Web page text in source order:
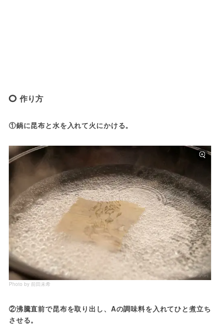
作り方
①鍋に昆布と水を入れて火にかける。
Photo by 前田未希
②沸騰直前で昆布を取り出し、Aの調味料を入れてひと煮立ち
させる。